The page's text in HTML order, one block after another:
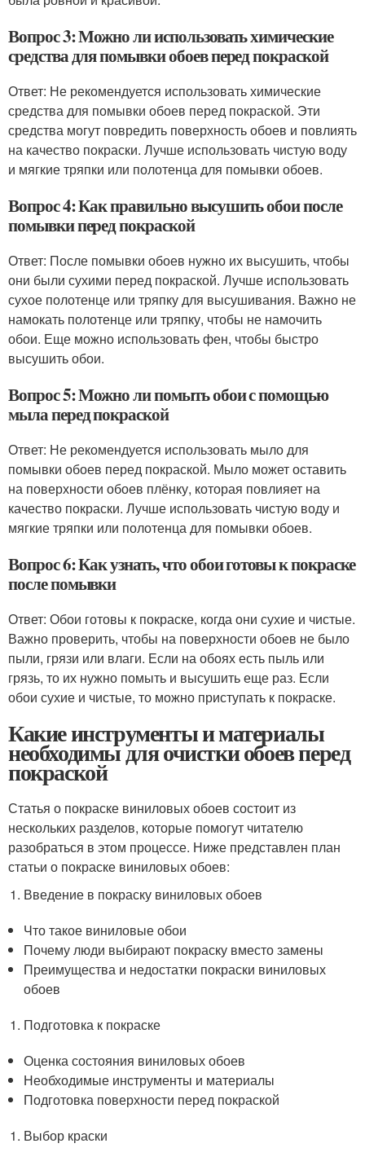
Вопрос 3: Можно ли использовать химические
средства для помывки обоев перед покраской
Ответ: Не рекомендуется использовать химические
средства для помывки обоев перед покраской. Эти
средства могут повредить поверхность обоев и повлиять
на качество покраски. Лучше использовать чистую воду
и мягкие тряпки или полотенца для помывки обоев.
Вопрос 4: Как правильно высушить обои после
помывки перед покраской
Ответ: После помывки обоев нужно их высушить, чтобы
они были сухими перед покраской. Лучше использовать
сухое полотенце или тряпку для высушивания. Важно не
намокать полотенце или тряпку, чтобы не намочить
обои. Еще можно использовать фен, чтобы быстро
высушить обои.
Вопрос 5: Можно ли помыть обои с помощью
мыла перед покраской
Ответ: Не рекомендуется использовать мыло для
помывки обоев перед покраской. Мыло может оставить
на поверхности обоев плёнку, которая повлияет на
качество покраски. Лучше использовать чистую воду и
мягкие тряпки или полотенца для помывки обоев.
Вопрос 6: Как узнать, что обои готовы к покраске
после помывки
Ответ: Обои готовы к покраске, когда они сухие и чистые.
Важно проверить, чтобы на поверхности обоев не было
пыли, грязи или влаги. Если на обоях есть пыль или
грязь, то их нужно помыть и высушить еще раз. Если
обои сухие и чистые, то можно приступать к покраске.
Какие инструменты и материалы
необходимы для очистки обоев перед
покраской
Статья о покраске виниловых обоев состоит из
нескольких разделов, которые помогут читателю
разобраться в этом процессе. Ниже представлен план
статьи о покраске виниловых обоев:
Введение в покраску виниловых обоев
Что такое виниловые обои
Почему люди выбирают покраску вместо замены
Преимущества и недостатки покраски виниловых
обоев
Подготовка к покраске
Оценка состояния виниловых обоев
Необходимые инструменты и материалы
Подготовка поверхности перед покраской
Выбор краски